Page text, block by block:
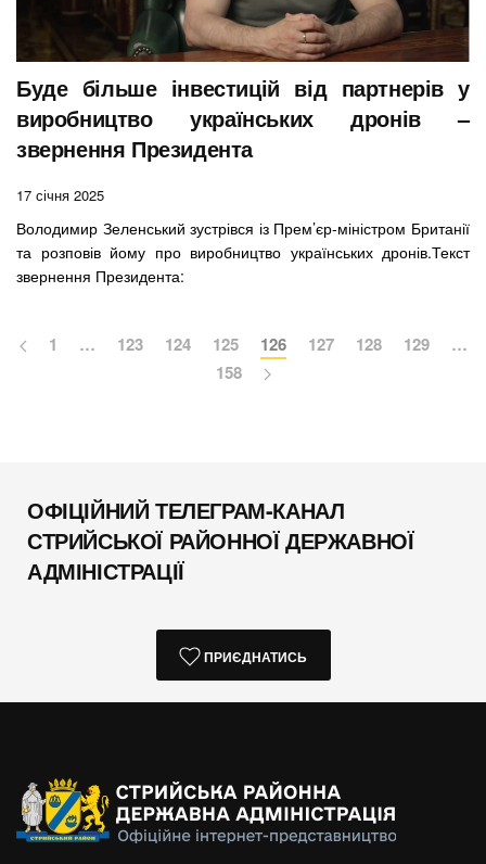
Буде більше інвестицій від партнерів у
виробництво українських дронів –
звернення Президента
17 січня 2025
Володимир Зеленський зустрівся із Прем’єр-міністром Британії
та розповів йому про виробництво українських дронів.Текст
звернення Президента:
1 … 123 124 125 126 127 128 129
…
158
ОФІЦІЙНИЙ ТЕЛЕГРАМ-КАНАЛ
СТРИЙСЬКОЇ РАЙОННОЇ ДЕРЖАВНОЇ
АДМІНІСТРАЦІЇ
ПРИЄДНАТИСЬ